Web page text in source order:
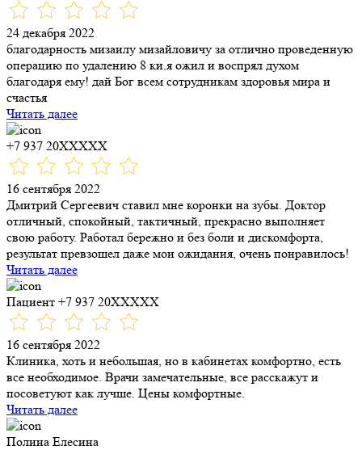
24 декабря 2022
благодарность мизаилу мизайловичу за отлично проведенную
операцию по удалению 8 ки.я ожил и воспрял духом
благодаря ему! дай Бог всем сотрудникам здоровья мира и
счастья
Читать далее
+7 937 20XXXXX
16 сентября 2022
Дмитрий Сергеевич ставил мне коронки​ на зубы. Доктор
отличный, спокойный, тактичный, прекрасно выполняет
свою работу. Работал бережно и без боли и дискомфорта,
результат превзошел даже мои ожидания, очень понравилось!
Читать далее
Пациент +7 937 20XXXXX
16 сентября 2022
Клиника, хоть и небольшая, но в кабинетах комфортно, есть
все необходимое. Врачи замечательные, все расскажут и
посоветуют как лучше. Цены комфортные.
Читать далее
Полина Елесина